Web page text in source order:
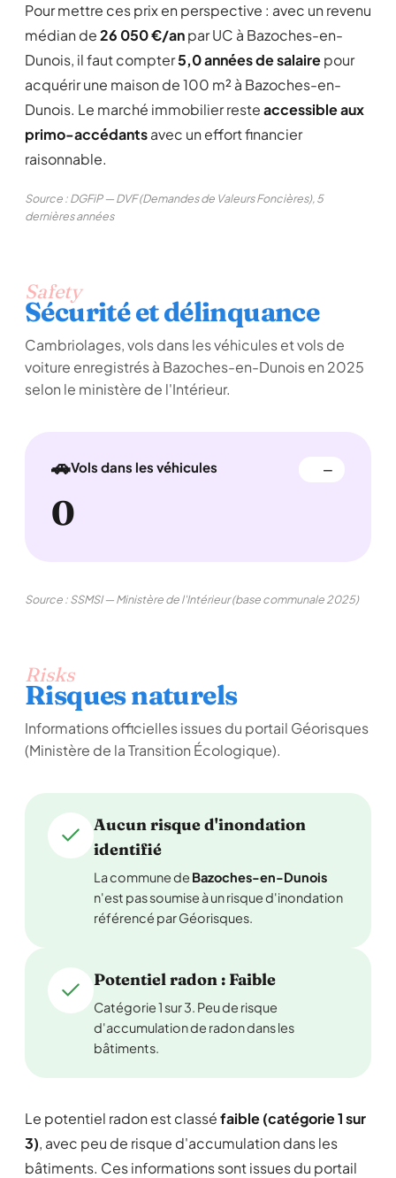
Pour mettre ces prix en perspective : avec un revenu
médian de26 050 €/anpar UC à Bazoches-en-
Dunois, il faut compter5,0 années de salairepour
acquérir une maison de 100 m² à Bazoches-en-
Dunois. Le marché immobilier resteaccessible aux
primo-accédantsavec un effort financier
raisonnable.
Source : DGFiP — DVF (Demandes de Valeurs Foncières), 5
dernières années
Safety
Sécurité et délinquance
Cambriolages, vols dans les véhicules et vols de
voiture enregistrés à Bazoches-en-Dunois en 2025
selon le ministère de l'Intérieur.
🚗Vols dans les véhicules —
0
Source : SSMSI — Ministère de l'Intérieur (base communale 2025)
Risks
Risques naturels
Informations officielles issues du portail Géorisques
(Ministère de la Transition Écologique).
Aucun risque d'inondation
identifié
La commune de Bazoches-en-Dunois
n'est pas soumise à un risque d'inondation
référencé par Géorisques.
Potentiel radon : Faible
Catégorie 1 sur 3. Peu de risque
d'accumulation de radon dans les
bâtiments.
Le potentiel radon est classéfaible (catégorie 1 sur
3), avec peu de risque d'accumulation dans les
bâtiments. Ces informations sont issues du portail